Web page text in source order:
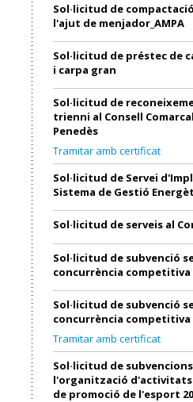
Sol·licitud de
l'ajut de menjador_AMPA
Sol·licitud de préstec de
i carpa gran
Sol·licitud de
trienni al Consell
Penedès
Tramitar amb certificat
Sol·licitud de Servei
Sistema de Gestió
Sol·licitud de serveis al
Sol·licitud de subvenció
concurrència competitiva
Sol·licitud de subvenció
concurrència competitiva
Tramitar amb certificat
Sol·licitud de
l'organització
de promoció de l'esport